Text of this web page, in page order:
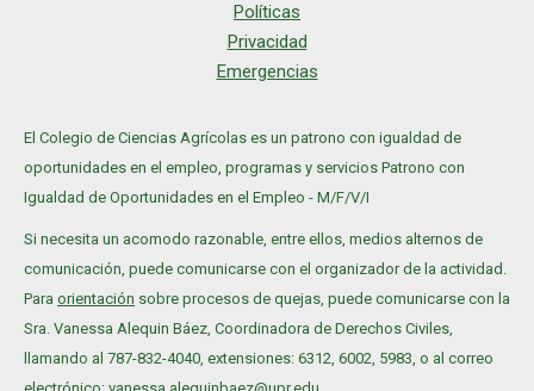
Políticas
Privacidad
Emergencias
El Colegio de Ciencias Agrícolas es un patrono con igualdad de
oportunidades en el empleo, programas y servicios Patrono con
Igualdad de Oportunidades en el Empleo - M/F/V/I
Si necesita un acomodo razonable, entre ellos, medios alternos de
comunicación, puede comunicarse con el organizador de la actividad.
Para orientación sobre procesos de quejas, puede comunicarse con la
Sra. Vanessa Alequin Báez, Coordinadora de Derechos Civiles,
llamando al 787-832-4040, extensiones: 6312, 6002, 5983, o al correo